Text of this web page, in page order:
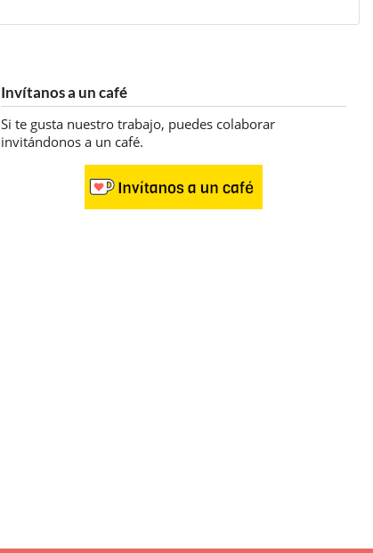
Invítanos a un café
Si te gusta nuestro trabajo, puedes colaborar
invitándonos a un café.